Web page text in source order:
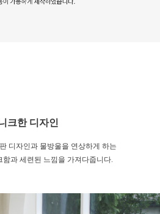
크한 디자인
디자인과 물방울을 연상하게 하는
함과 세련된 느낌을 가져다줍니다.